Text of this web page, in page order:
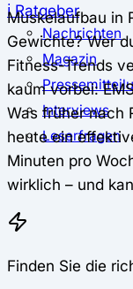
ℹ Ratgeber
Nachrichten
Magazin
Interviews
Leserfragen
Muskelaufbau in
Gewichte? Wer
Fitness-Trends
kaum vorbei:
Was früher nach
heute ein
Minuten pro
wirklich – und
Finden Sie die